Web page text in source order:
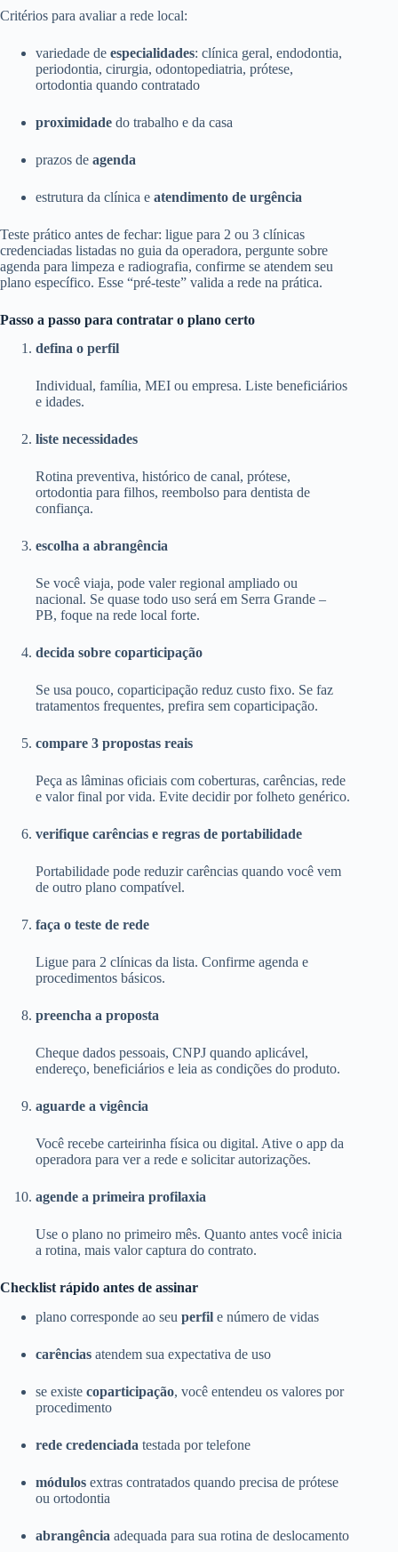
Critérios para avaliar a rede local:
variedade de especialidades: clínica geral, endodontia,
periodontia, cirurgia, odontopediatria, prótese,
ortodontia quando contratado
proximidade do trabalho e da casa
prazos de agenda
estrutura da clínica e atendimento de urgência
Teste prático antes de fechar: ligue para 2 ou 3 clínicas
credenciadas listadas no guia da operadora, pergunte sobre
agenda para limpeza e radiografia, confirme se atendem seu
plano específico. Esse “pré-teste” valida a rede na prática.
Passo a passo para contratar o plano certo
defina o perfil
Individual, família, MEI ou empresa. Liste beneficiários
e idades.
liste necessidades
Rotina preventiva, histórico de canal, prótese,
ortodontia para filhos, reembolso para dentista de
confiança.
escolha a abrangência
Se você viaja, pode valer regional ampliado ou
nacional. Se quase todo uso será em Serra Grande –
PB, foque na rede local forte.
decida sobre coparticipação
Se usa pouco, coparticipação reduz custo fixo. Se faz
tratamentos frequentes, prefira sem coparticipação.
compare 3 propostas reais
Peça as lâminas oficiais com coberturas, carências, rede
e valor final por vida. Evite decidir por folheto genérico.
verifique carências e regras de portabilidade
Portabilidade pode reduzir carências quando você vem
de outro plano compatível.
faça o teste de rede
Ligue para 2 clínicas da lista. Confirme agenda e
procedimentos básicos.
preencha a proposta
Cheque dados pessoais, CNPJ quando aplicável,
endereço, beneficiários e leia as condições do produto.
aguarde a vigência
Você recebe carteirinha física ou digital. Ative o app da
operadora para ver a rede e solicitar autorizações.
agende a primeira profilaxia
Use o plano no primeiro mês. Quanto antes você inicia
a rotina, mais valor captura do contrato.
Checklist rápido antes de assinar
plano corresponde ao seu perfil e número de vidas
carências atendem sua expectativa de uso
se existe coparticipação, você entendeu os valores por
procedimento
rede credenciada testada por telefone
módulos extras contratados quando precisa de prótese
ou ortodontia
abrangência adequada para sua rotina de deslocamento